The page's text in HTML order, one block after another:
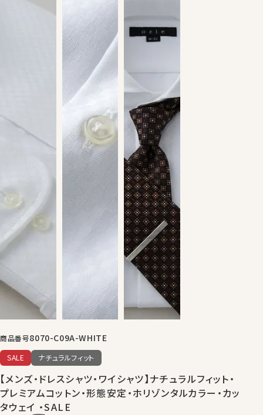
商品番号8070-C09A-WHITE
SALE ナチュラルフィット
【メンズ・ドレスシャツ・ワイシャツ】ナチュラルフィット・
プレミアムコットン・形態安定・ホリゾンタルカラー・カッ
タウェイ ・SALE